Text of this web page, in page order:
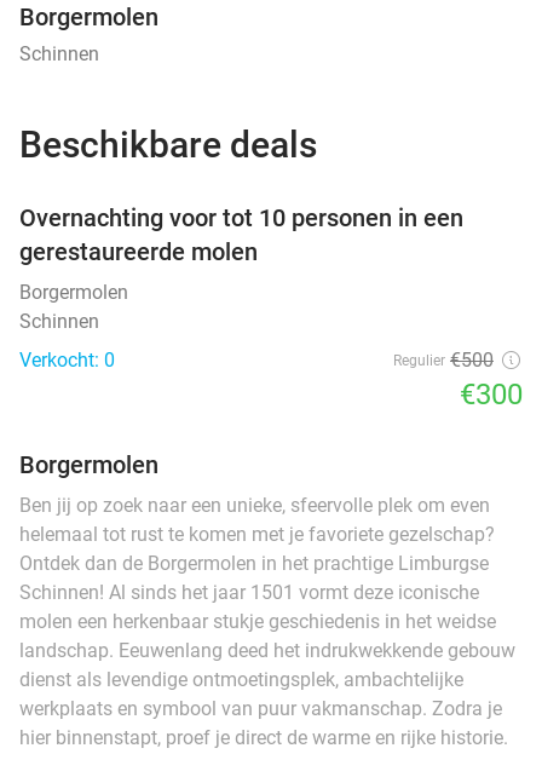
Borgermolen
Schinnen
Beschikbare deals
Overnachting voor tot 10 personen in een
gerestaureerde molen
Borgermolen
Schinnen
Verkocht: 0
Regulier €500
€300
Borgermolen
Ben jij op zoek naar een unieke, sfeervolle plek om even
helemaal tot rust te komen met je favoriete gezelschap?
Ontdek dan de Borgermolen in het prachtige Limburgse
Schinnen! Al sinds het jaar 1501 vormt deze iconische
molen een herkenbaar stukje geschiedenis in het weidse
landschap. Eeuwenlang deed het indrukwekkende gebouw
dienst als levendige ontmoetingsplek, ambachtelijke
werkplaats en symbool van puur vakmanschap. Zodra je
hier binnenstapt, proef je direct de warme en rijke historie.